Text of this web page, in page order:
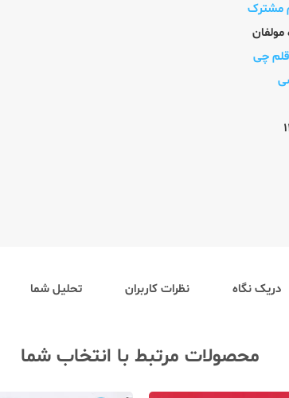
مشترک
مولفان
چی
دریک نگاه نظرات کاربران تحلیل شما
محصولات مرتبط با انتخاب شما